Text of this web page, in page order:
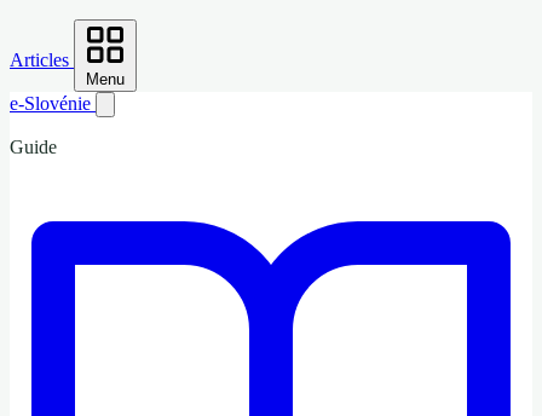
Articles
Menu
e-Slovénie
Guide